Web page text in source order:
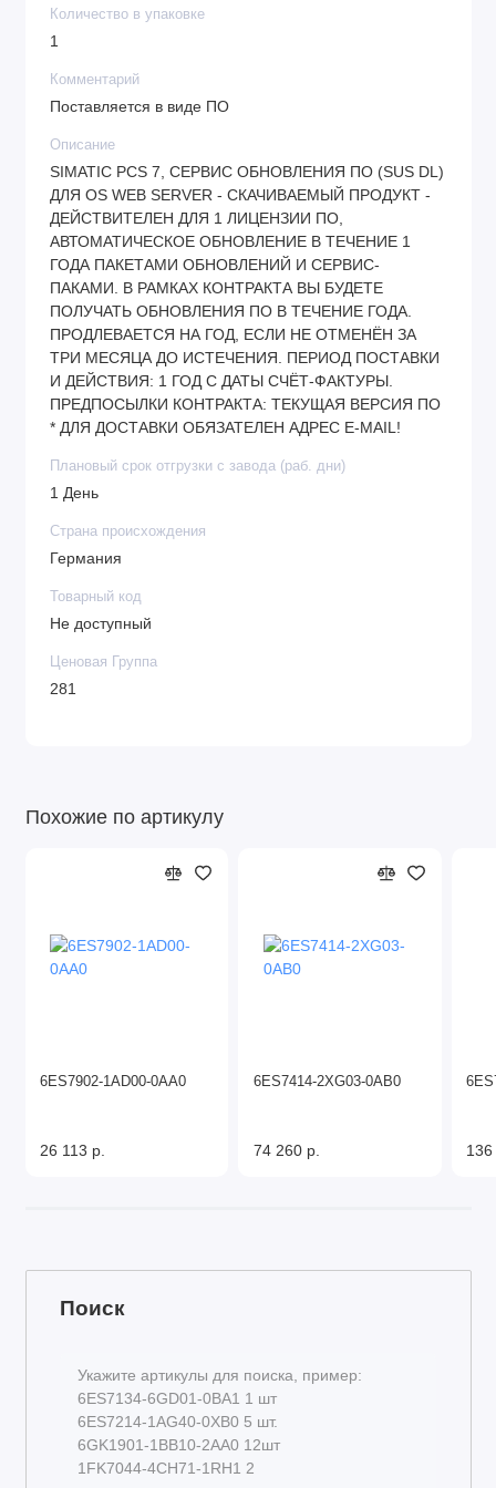
Количество в упаковке
1
Комментарий
Поставляется в виде ПО
Описание
SIMATIC PCS 7, СЕРВИС ОБНОВЛЕНИЯ ПО (SUS DL)
ДЛЯ OS WEB SERVER - СКАЧИВАЕМЫЙ ПРОДУКТ -
ДЕЙСТВИТЕЛЕН ДЛЯ 1 ЛИЦЕНЗИИ ПО,
АВТОМАТИЧЕСКОЕ ОБНОВЛЕНИЕ В ТЕЧЕНИЕ 1
ГОДА ПАКЕТАМИ ОБНОВЛЕНИЙ И СЕРВИС-
ПАКАМИ. В РАМКАХ КОНТРАКТА ВЫ БУДЕТЕ
ПОЛУЧАТЬ ОБНОВЛЕНИЯ ПО В ТЕЧЕНИЕ ГОДА.
ПРОДЛЕВАЕТСЯ НА ГОД, ЕСЛИ НЕ ОТМЕНЁН ЗА
ТРИ МЕСЯЦА ДО ИСТЕЧЕНИЯ. ПЕРИОД ПОСТАВКИ
И ДЕЙСТВИЯ: 1 ГОД С ДАТЫ СЧЁТ-ФАКТУРЫ.
ПРЕДПОСЫЛКИ КОНТРАКТА: ТЕКУЩАЯ ВЕРСИЯ ПО
* ДЛЯ ДОСТАВКИ ОБЯЗАТЕЛЕН АДРЕС E-MAIL!
Плановый срок отгрузки с завода (раб. дни)
1 День
Страна происхождения
Германия
Товарный код
Не доступный
Ценовая Группа
281
Похожие по артикулу
6ES7902-1AD00-0AA0
26 113 р.
6ES7414-2XG03-0AB0
74 260 р.
Поиск